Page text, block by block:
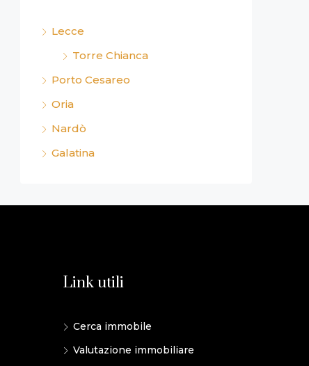
Lecce
Torre Chianca
Porto Cesareo
Oria
Nardò
Galatina
Link utili
Cerca immobile
Valutazione immobiliare